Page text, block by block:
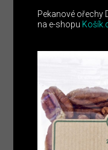
Pekanové ořechy
na e-shopu